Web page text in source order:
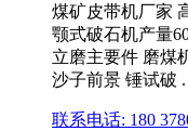
煤矿皮带机厂家
颚式破石机产量
立磨主要件 磨煤
沙子前景 锤试破 .
联系电话: 180